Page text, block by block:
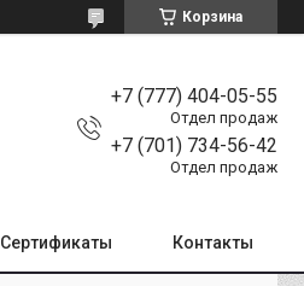
Корзина
+7 (777) 404-05-55
Отдел продаж
+7 (701) 734-56-42
Отдел продаж
Сертификаты Контакты